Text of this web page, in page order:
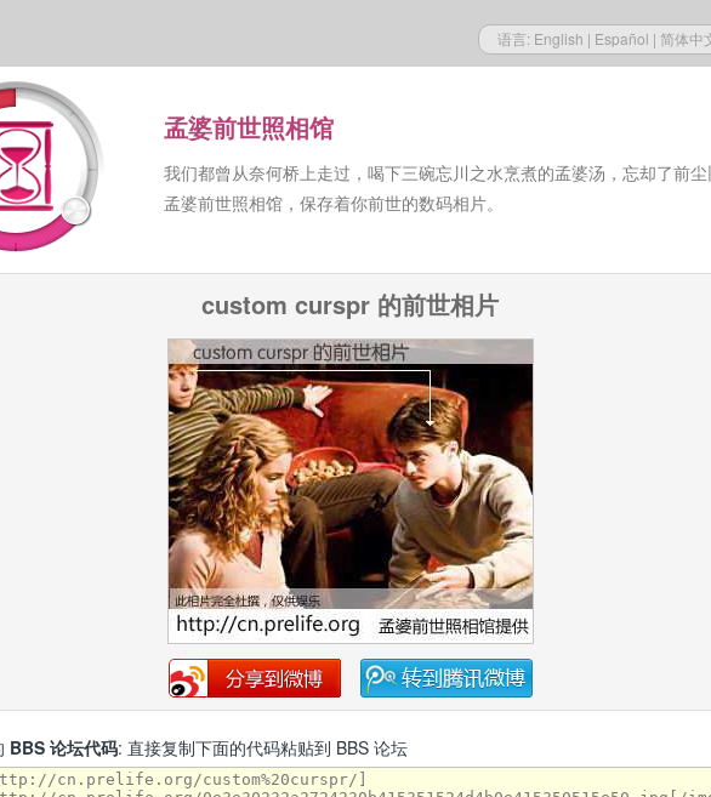
语言: English | Español | 简体中
孟婆前世照相馆
我们都曾从奈何桥上走过，喝下三碗忘川之水烹煮的孟婆汤，忘却了前尘
孟婆前世照相馆，保存着你前世的数码相片。
custom curspr 的前世相片
BBS 论坛代码: 直接复制下面的代码粘贴到 BBS 论坛